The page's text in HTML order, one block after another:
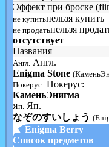
Эффект при броске
не купитьнельзя купить
не продатьнельзя
отсутствует
Названия
Англ. Англ.
Enigma Stone
Покерус: Покерус:
КаменьЭнигма
Яп. Яп.
なぞのすいしょう
▲ Enigma Berry
Список предметов